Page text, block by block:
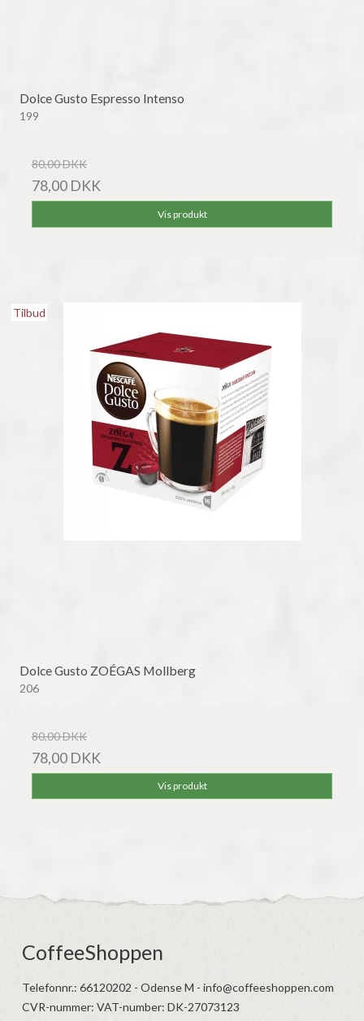
Dolce Gusto Espresso Intenso
199
80,00 DKK
78,00 DKK
Vis produkt
Tilbud
Dolce Gusto ZOÉGAS Mollberg
206
80,00 DKK
78,00 DKK
Vis produkt
CoffeeShoppen
Telefonnr.: 66120202 - Odense M - info@coffeeshoppen.com
CVR-nummer: VAT-number: DK-27073123